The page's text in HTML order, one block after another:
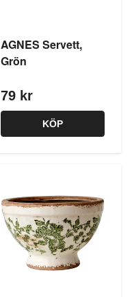
AGNES Servett,
Grön
79 kr
KÖP